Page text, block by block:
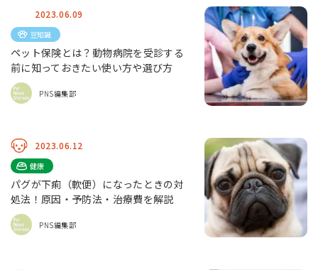
2023.06.09
豆知識
ペット保険とは？動物病院を受診する
前に知っておきたい使い方や選び方
PNS編集部
2023.06.12
健康
パグが下痢（軟便）になったときの対
処法！原因・予防法・治療費を解説
PNS編集部